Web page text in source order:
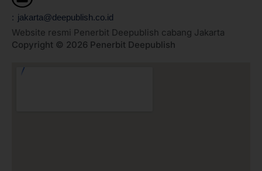
: jakarta@deepublish.co.id
Website resmi Penerbit Deepublish cabang Jakarta
Copyright © 2026 Penerbit Deepublish